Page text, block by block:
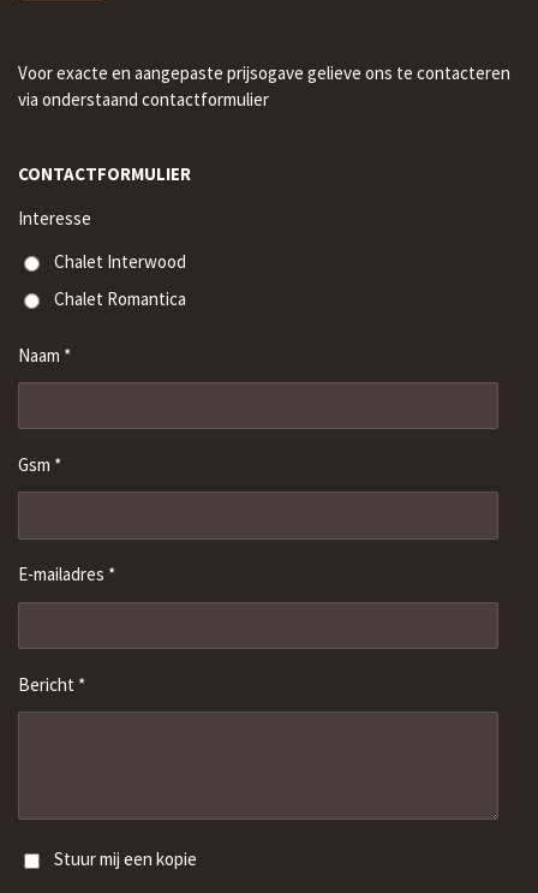
Voor exacte en aangepaste prijsogave gelieve ons te contacteren
via onderstaand contactformulier
CONTACTFORMULIER
Interesse
Chalet Interwood
Chalet Romantica
Naam *
Gsm *
E-mailadres *
Bericht *
Stuur mij een kopie